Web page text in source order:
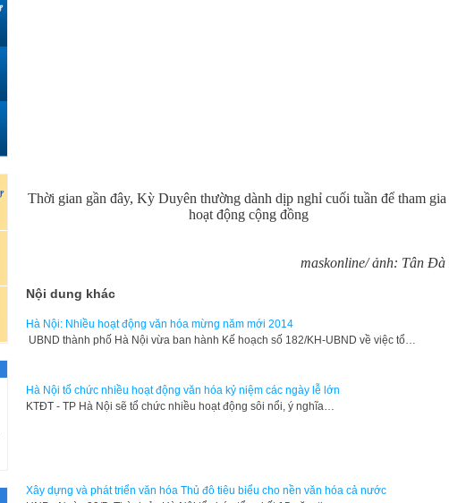
Thời gian gần đây, Kỳ Duyên thường dành dịp nghỉ cuối tuần để tham gia
hoạt động cộng đồng
maskonline/ ảnh: Tân
Nội dung khác
Hà Nội: Nhiều hoạt động văn hóa mừng năm mới 2014
​ UBND thành phố Hà Nội vừa ban hành Kế hoạch số 182/KH-UBND về việc tổ…
Hà Nội tổ chức nhiều hoạt động văn hóa kỷ niệm các ngày lễ lớn
​KTĐT - TP Hà Nội sẽ tổ chức nhiều hoạt động sôi nổi, ý nghĩa…
Xây dựng và phát triển văn hóa Thủ đô tiêu biểu cho nền văn hóa cả nước